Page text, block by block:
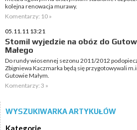
kolejna renowacja murawy.
Komentarzy: 10 »
05.11.11 13:21
Stomil wyjedzie na obóz do
Małego
Do rundy wiosennej sezonu 2011/2012
Zbigniewa Kaczmarka będą się przygotowywali
Gutowie Małym.
Komentarzy: 3 »
WYSZUKIWARKA ARTYKUŁÓW
Kategorie